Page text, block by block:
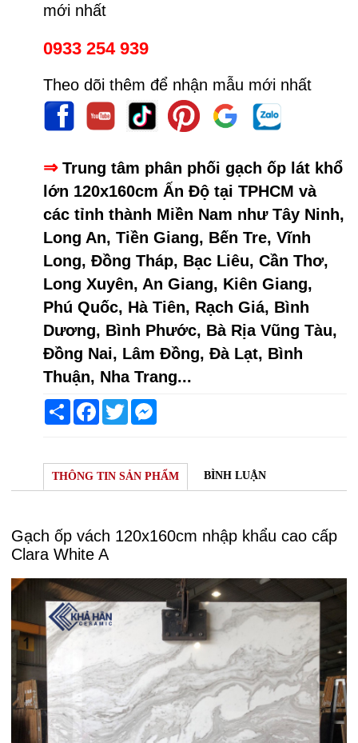
mới nhất
0933 254 939
Theo dõi thêm để nhận mẫu mới nhất
⇒Trung tâm phân phối gạch ốp lát khổ
lớn 120x160cm Ấn Độ tại TPHCM và
các tỉnh thành Miền Nam như Tây Ninh,
Long An, Tiền Giang, Bến Tre, Vĩnh
Long, Đồng Tháp, Bạc Liêu, Cần Thơ,
Long Xuyên, An Giang, Kiên Giang,
Phú Quốc, Hà Tiên, Rạch Giá, Bình
Dương, Bình Phước, Bà Rịa Vũng Tàu,
Đồng Nai, Lâm Đồng, Đà Lạt, Bình
Thuận, Nha Trang...
Share Facebook
Twitter
THÔNG TIN SẢN PHẨM BÌNH LUẬN
Gạch ốp vách 120x160cm nhập khẩu cao cấp
Clara White A